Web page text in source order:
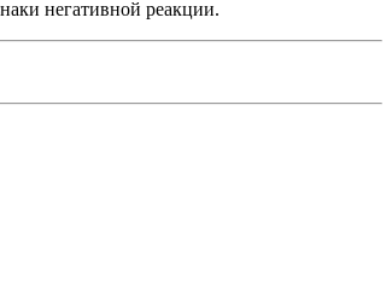
негативной реакции.